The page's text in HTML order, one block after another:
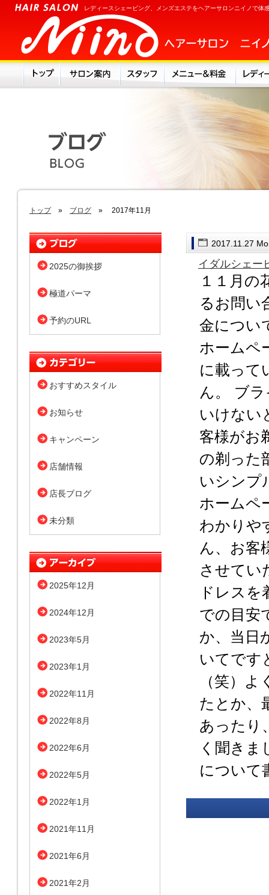
レディースシェービング、メンズエステをヘアーサロンニイノで体
トップ» ブログ » 2017年11月
2017.11.27
イダルシェー
１１月の
るお問い
金につい
ホームペ
に載って
ん。 ブ
いけない
客様がお
の剃った
いシンプ
ホームペ
わかりや
ん、お客
させてい
ドレス
での目安
か、当日
いてです
（笑）
たとか、
あったり
く聞きま
について
2025の御挨拶
極道パーマ
予約のURL
おすすめスタイル
お知らせ
キャンペーン
店舗情報
店長ブログ
未分類
2025年12月
2024年12月
2023年5月
2023年1月
2022年11月
2022年8月
2022年6月
2022年5月
2022年1月
2021年11月
2021年6月
2021年2月